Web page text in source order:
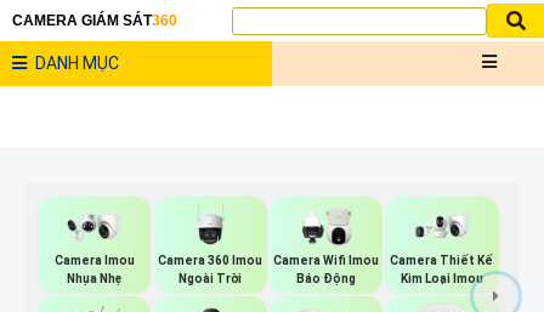
CAMERA GIÁM SÁT360
DANH MỤC
Camera Imou
Nhụa Nhẹ
Camera 360 Imou
Ngoài Trời
Camera Wifi Imou
Báo Động
Camera Thiết Kế
Kim Loại Imou